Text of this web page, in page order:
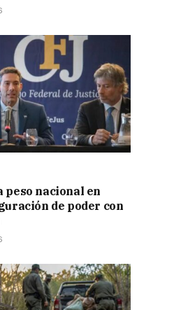
peso nacional en
de poder con